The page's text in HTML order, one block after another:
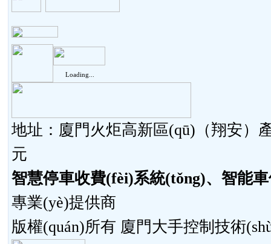
Loading...
地址：廈門火炬高新區(qū)（翔安）
元
智慧停車收費(fèi)系統(tǒng)、智能
專業(yè)提供商
版權(quán)所有 廈門大手控制技術